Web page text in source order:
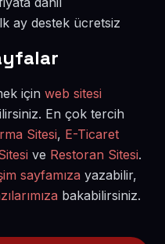
ay destek ücretsiz
için web sitesi
En çok tercih
Sitesi, E-Ticaret
ve Restoran Sitesi.
sayfamıza yazabilir,
bakabilirsiniz.